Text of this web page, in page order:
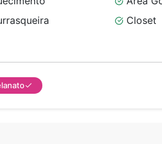
Closet